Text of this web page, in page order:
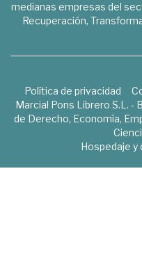
medianas empresas del
Recuperación,
Política de privacidad
Marcial Pons Librero S.L. -
de Derecho, Economía,
Hospedaje y